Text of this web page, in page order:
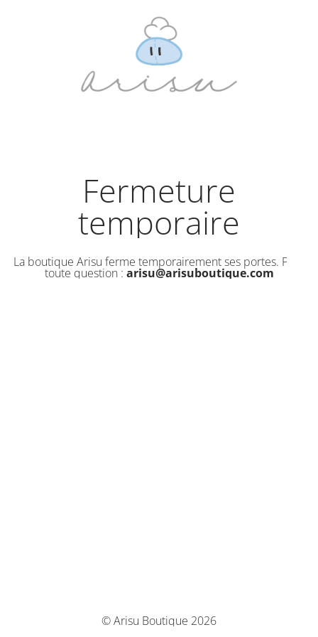
Fermeture
temporaire
La boutique Arisu ferme temporairement ses portes. Pour
toute question : arisu@arisuboutique.com
© Arisu Boutique 2026